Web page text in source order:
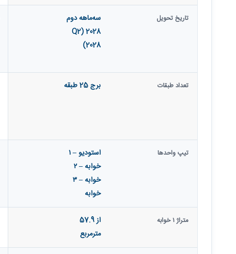
تاریخ تحویل
سه‌ماهه دوم
2028 (Q2
2028)
تعداد طبقات برج 25 طبقه
تیپ واحدها
استودیو – ۱
خوابه – ۲
خوابه – ۳
خوابه
متراژ ۱ خوابه
از 57.9
مترمربع